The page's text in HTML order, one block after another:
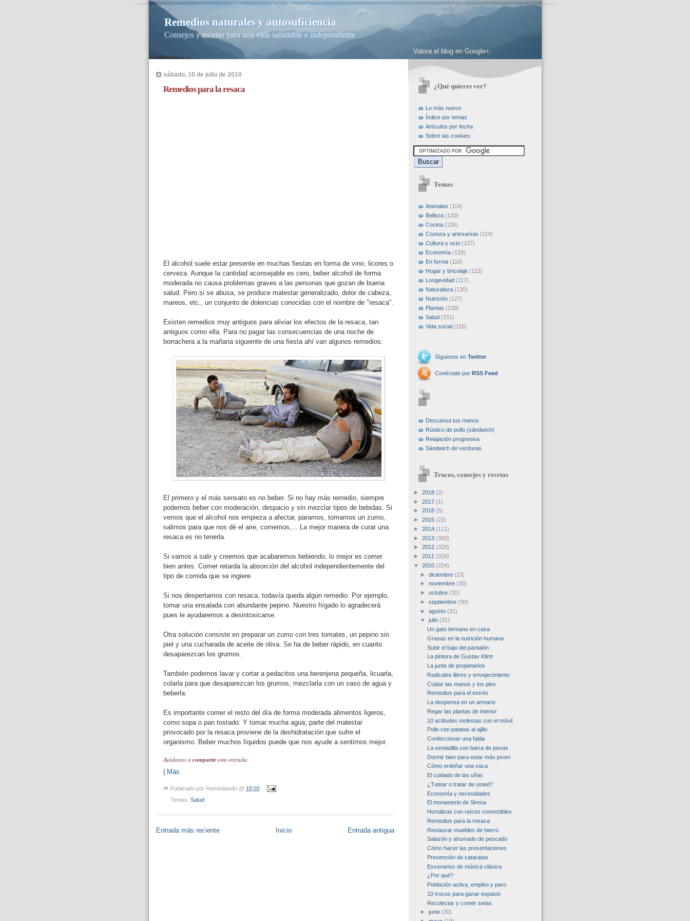
Remedios naturales y autosuficiencia
Consejos y recetas para una vida saludable e independiente
sábado, 10 de julio de 2010
Remedios para la resaca
El alcohol suele estar presente en muchas fiestas en forma de vino, licores o
cerveza. Aunque la cantidad aconsejable es cero, beber alcohol de forma
moderada no causa problemas graves a las personas que gozan de buena
salud. Pero si se abusa, se produce malestar generalizado, dolor de cabeza,
mareos, etc., un conjunto de dolencias conocidas con el nombre de "resaca".
Existen remedios muy antiguos para aliviar los efectos de la resaca, tan
antiguos como ella. Para no pagar las consecuencias de una noche de
borrachera a la mañana siguiente de una fiesta ahí van algunos remedios:
El primero y el más sensato es no beber. Si no hay más remedio, siempre
podemos beber con moderación, despacio y sin mezclar tipos de bebidas. Si
vemos que el alcohol nos empieza a afectar, paramos, tomamos un zumo,
salimos para que nos dé el aire, comemos,... La mejor manera de curar una
resaca es no tenerla.
Si vamos a salir y creemos que acabaremos bebiendo, lo mejor es comer
bien antes. Comer retarda la absorción del alcohol independientemente del
tipo de comida que se ingiere.
Si nos despertamos con resaca, todavía queda algún remedio. Por ejemplo,
tomar una ensalada con abundante pepino. Nuestro hígado lo agradecerá
pues le ayudaremos a desintoxicarse.
Otra solución consiste en preparar un zumo con tres tomates, un pepino sin
piel y una cucharada de aceite de oliva. Se ha de beber rápido, en cuanto
desaparezcan los grumos.
También podemos lavar y cortar a pedacitos una berenjena pequeña, licuarla,
colarla para que desaparezcan los grumos, mezclarla con un vaso de agua y
beberla.
Es importante comer el resto del día de forma moderada alimentos ligeros,
como sopa o pan tostado. Y tomar mucha agua; parte del malestar
provocado por la resaca proviene de la deshidratación que sufre el
organismo. Beber muchos líquidos puede que nos ayude a sentirnos mejor.
Ayúdanos a compartiresta entrada:
| Más
Publicado por Remediando @ 10:02
Temas: Salud
Entrada más reciente Entrada antigua
Inicio
¿Qué quieres ver?
Lo más nuevo
Índice por temas
Artículos por fecha
Sobre las cookies
Temas
Animales (114)
Belleza (120)
Cocina (126)
Costura y artesanías (114)
Cultura y ocio (137)
Economía (129)
En forma (119)
Hogar y bricolaje (122)
Longevidad (117)
Naturaleza (120)
Nutrición (127)
Plantas (138)
Salud (151)
Vida social (116)
Valora el blog en Google+:
Síguenos en Twitter
Conéctate por RSS Feed
Descansa tus manos
Rústico de pollo (sándwich)
Relajación progresiva
Sándwich de verduras
Trucos, consejos y recetas
► 2018 (2)
► 2017 (1)
► 2016 (5)
► 2015 (22)
► 2014 (111)
► 2013 (300)
► 2012 (328)
► 2011 (329)
▼ 2010 (224)
► diciembre (23)
► noviembre (30)
► octubre (31)
► septiembre (30)
► agosto (31)
▼ julio (31)
Un gato birmano en casa
Grasas en la nutrición humana
Subir el bajo del pantalón
La pintura de Gustav Klimt
La junta de propietarios
Radicales libres y envejecimiento
Cuidar las manos y los pies
Remedios para el estrés
La despensa en un armario
Regar las plantas de interior
10 actitudes molestas con el móvil
Pollo con patatas al ajillo
Confeccionar una falda
La sentadilla con barra de pesas
Dormir bien para estar más joven
Cómo ordeñar una vaca
El cuidado de las uñas
¿Tutear o tratar de usted?
Economía y necesidades
El monasterio de Siresa
Hortalizas con raíces comestibles
Remedios para la resaca
Restaurar muebles de hierro
Salazón y ahumado de pescado
Cómo hacer las presentaciones
Prevención de cataratas
Escenarios de música clásica
¿Por qué?
Población activa, empleo y paro
10 trucos para ganar espacio
Recolectar y comer setas
► junio (30)